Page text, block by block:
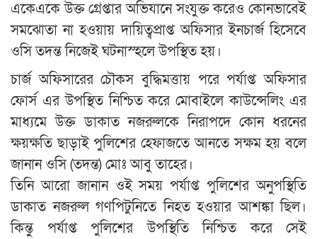
একেএকে উক্ত গ্রেপ্তার অভিযানে সংযুক্ত করেও কোনভাবেই
সমঝোতা না হওয়ায় দায়িত্বপ্রাপ্ত অফিসার ইনচার্জ হিসেবে
ওসি তদন্ত নিজেই ঘটনাস্হলে উপস্থিত হয়।
চার্জ অফিসারের চৌকস বুদ্ধিমত্তায় পরে পর্যাপ্ত অফিসার
ফোর্স এর উপস্থিত নিশ্চিত করে মোবাইলে কাউন্সেলিং এর
মাধ্যমে উক্ত ডাকাত নজরুলকে নিরাপদে কোন ধরনের
ক্ষয়ক্ষতি ছাড়াই পুলিশের হেফাজতে আনতে সক্ষম হয় বলে
জানান ওসি (তদন্ত) মোঃ আবু তাহের।
তিনি আরো জানান ওই সময় পর্যাপ্ত পুলিশের অনুপস্থিতি
ডাকাত নজরুল গণপিটুনিতে নিহত হওয়ার আশঙ্কা ছিল।
কিন্তু পর্যাপ্ত পুলিশের উপস্থিতি নিশ্চিত করে সেই